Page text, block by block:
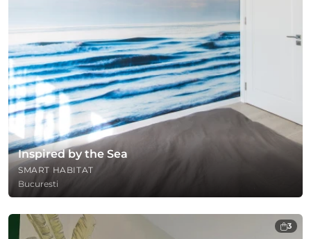
Inspired by the Sea
SMART HABITAT
Bucuresti
3